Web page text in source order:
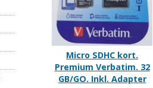
Micro SDHC kort.
Premium Verbatim. 32
GB/GO. Inkl. Adapter